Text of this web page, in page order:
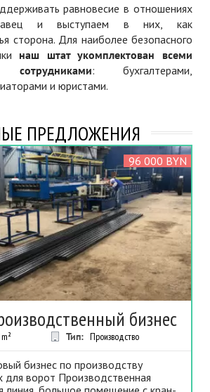
равновесие в отношениях
и выступаем в них, как
сторона. Для наиболее безопасного
наш штат укомплектован всеми
: бухгалтерами,
и юристами.
ПРЕДЛОЖЕНИЯ
96 000 BYN
бизнес
m² Тип: Производство
бизнес по производству
ворот Производственная